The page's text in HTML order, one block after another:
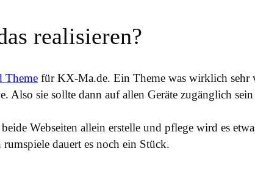
realisieren?
Theme für KX-Ma.de. Ein Theme was wirklich sehr
Also sie sollte dann auf allen Geräte zugänglich
Webseiten allein erstelle und pflege wird es
dauert es noch ein Stück.